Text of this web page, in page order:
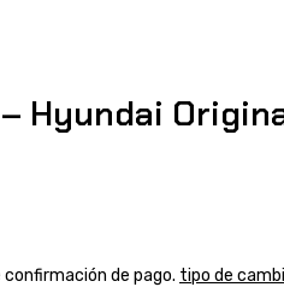
– Hyundai
de pago. tipo de